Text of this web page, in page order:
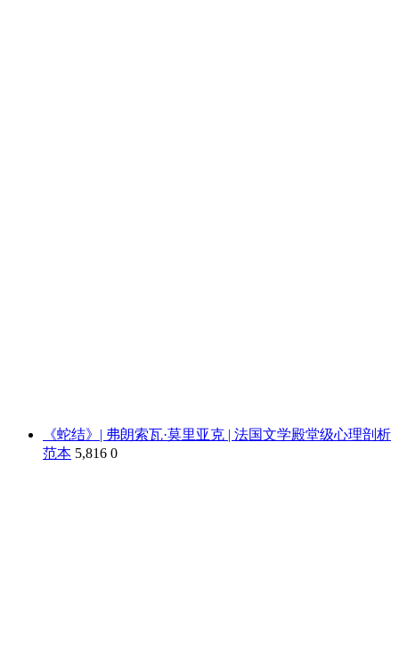
《蛇结》| 弗朗索瓦·莫里亚克 | 法国文学殿堂级心理剖析
范本 5,816 0